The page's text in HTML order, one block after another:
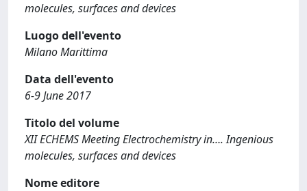
molecules, surfaces and devices
Luogo dell'evento
Milano Marittima
Data dell'evento
6-9 June 2017
Titolo del volume
XII ECHEMS Meeting Electrochemistry in…. Ingenious
molecules, surfaces and devices
Nome editore